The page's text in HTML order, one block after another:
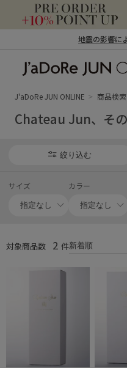
地震の影響に
ン オンライン）
J'aDoRe JUN ONLINE 商品検索
Chateau Jun、そ
絞り込む
サイズ カラー
対象商品数 2 件